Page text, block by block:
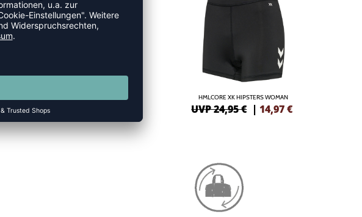
UVP 22,95 €
HMLCORE XK HIPSTERS WOMAN
UVP 24,95 € |14,97€